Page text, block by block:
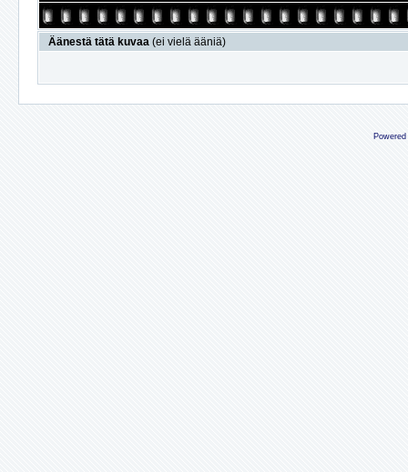
Äänestä tätä kuvaa (ei vielä ääniä)